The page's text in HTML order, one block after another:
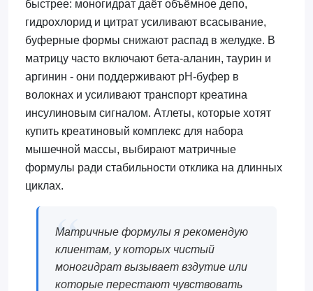
быстрее: моногидрат даёт объёмное депо,
гидрохлорид и цитрат усиливают всасывание,
буферные формы снижают распад в желудке. В
матрицу часто включают бета-аланин, таурин и
аргинин - они поддерживают pH-буфер в
волокнах и усиливают транспорт креатина
инсулиновым сигналом. Атлеты, которые хотят
купить креатиновый комплекс для набора
мышечной массы, выбирают матричные
формулы ради стабильности отклика на длинных
циклах.
Матричные формулы я рекомендую
клиентам, у которых чистый
моногидрат вызывает вздутие или
которые перестают чувствовать